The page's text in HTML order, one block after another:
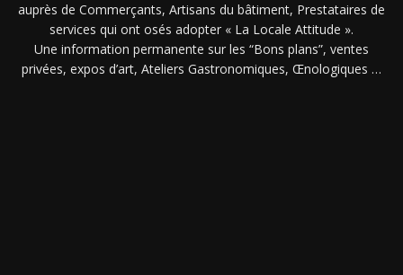
auprès de Commerçants, Artisans du bâtiment, Prestataires de
services qui ont osés adopter « La Locale Attitude ».
Une information permanente sur les “Bons plans”, ventes
privées, expos d’art, Ateliers Gastronomiques, Œnologiques …